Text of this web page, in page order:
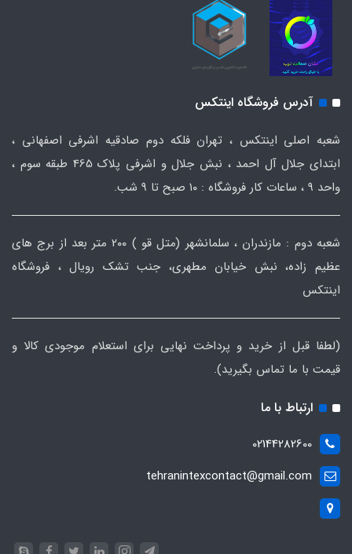
آدرس فروشگاه اینتکس
شعبه اصلی اینتکس ، تهران فلکه دوم صادقیه اشرفی اصفهانی ،
ابتدای جلال آل احمد ، نبش جلال و اشرفی پلاک 465 طبقه سوم ،
واحد ۹ ، ساعات کار فروشگاه : ۱۰ صبح تا ۹ شب.
شعبه دوم : مازندران ، سلمانشهر (متل قو ) ۲۰۰ متر بعد از برج های
عظیم زاده، نبش خیابان مطهری، جنب تشک رویال ، فروشگاه
اینتکس
(لطفا قبل از خرید و پرداخت نهایی برای استعلام موجودی کالا و
قیمت با ما تماس بگیرید).
ارتباط با ما
02144282600
tehranintexcontact@gmail.com